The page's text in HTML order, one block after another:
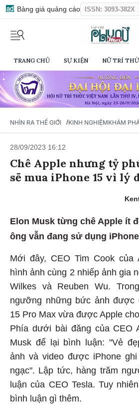
Bảng giá quảng cáo ISSN: 3093-382X
TRANG CHỦ SỰ KIỆN NỮ TRÍ
NHÌN RA THẾ GIỚI /KINH NGHIỆMKHÁM PHÁ
28/09/2023 16:12
Chê Apple nhưng tỷ
sẽ mua iPhone 15 vì lý
Elon Musk từng chê Apple ít
ông vẫn đang sử dụng
Mới đây, CEO Tim Cook của
hình ảnh cùng 2 nhiếp ảnh gia
Wilkes và Reuben Wu.
ngưỡng những bức ảnh được
15 Pro Max vừa được Apple
Phía dưới bài đăng của CEO
Musk để lại bình luận: "Vẻ
ảnh và video được iPhone
ngạc". Lập tức, hàng trăm
luận của CEO Tesla. Tuy
bình luận gì thêm.